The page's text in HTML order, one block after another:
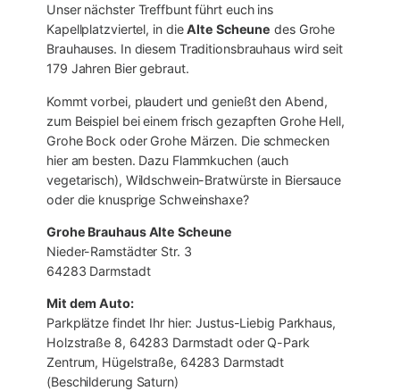
Unser nächster Treffbunt führt euch ins
Kapellplatzviertel, in dieAlte Scheune des Grohe
Brauhauses. In diesem Traditionsbrauhaus wird seit
179 Jahren Bier gebraut.
Kommt vorbei, plaudert und genießt den Abend,
zum Beispiel bei einem frisch gezapften Grohe Hell,
Grohe Bock oder Grohe Märzen. Die schmecken
hier am besten. Dazu Flammkuchen (auch
vegetarisch), Wildschwein-Bratwürste in Biersauce
oder die knusprige Schweinshaxe?
Grohe Brauhaus Alte Scheune
Nieder-Ramstädter Str. 3
64283 Darmstadt
Mit dem Auto:
Parkplätze findet Ihr hier: Justus-Liebig Parkhaus,
Holzstraße 8, 64283 Darmstadt oder Q-Park
Zentrum, Hügelstraße, 64283 Darmstadt
(Beschilderung Saturn)